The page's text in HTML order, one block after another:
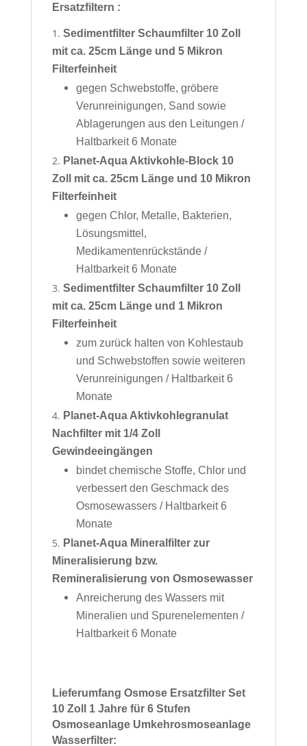
Ersatzfiltern :
Sedimentfilter Schaumfilter 10 Zoll
mit ca. 25cm Länge und 5 Mikron
Filterfeinheit
gegen Schwebstoffe, gröbere
Verunreinigungen, Sand sowie
Ablagerungen aus den Leitungen /
Haltbarkeit 6 Monate
Planet-Aqua Aktivkohle-Block 10
Zoll mit ca. 25cm Länge und 10 Mikron
Filterfeinheit
gegen Chlor, Metalle, Bakterien,
Lösungsmittel,
Medikamentenrückstände /
Haltbarkeit 6 Monate
Sedimentfilter Schaumfilter 10 Zoll
mit ca. 25cm Länge und 1 Mikron
Filterfeinheit
zum zurück halten von Kohlestaub
und Schwebstoffen sowie weiteren
Verunreinigungen / Haltbarkeit 6
Monate
Planet-Aqua Aktivkohlegranulat
Nachfilter mit 1/4 Zoll
Gewindeeingängen
bindet chemische Stoffe, Chlor und
verbessert den Geschmack des
Osmosewassers / Haltbarkeit 6
Monate
Planet-Aqua Mineralfilter zur
Mineralisierung bzw.
Remineralisierung von Osmosewasser
Anreicherung des Wassers mit
Mineralien und Spurenelementen /
Haltbarkeit 6 Monate
Lieferumfang Osmose Ersatzfilter Set
10 Zoll 1 Jahre für 6 Stufen
Osmoseanlage Umkehrosmoseanlage
Wasserfilter: